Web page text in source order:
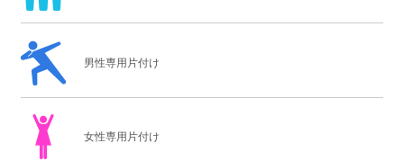
男性専用片付け
女性専用片付け